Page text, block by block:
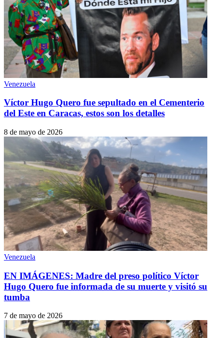
Venezuela
Víctor Hugo Quero fue sepultado en el Cementerio
del Este en Caracas, estos son los detalles
8 de mayo de 2026
Venezuela
EN IMÁGENES: Madre del preso político Víctor
Hugo Quero fue informada de su muerte y visitó su
tumba
7 de mayo de 2026